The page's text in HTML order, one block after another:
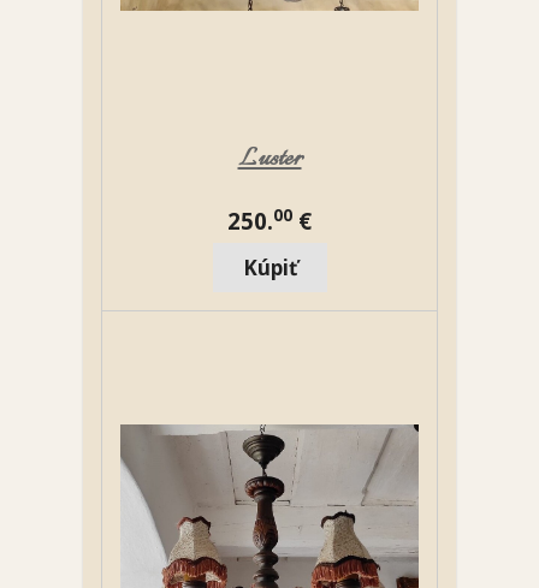
Luster
250.00 €